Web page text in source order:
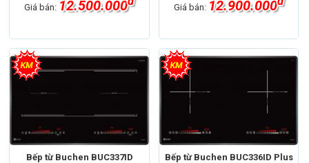
Giá bán: 12.500.000 Giá bán: 12.900.000
Bếp từ Buchen BUC337ID Bếp từ Buchen BUC336ID Plus